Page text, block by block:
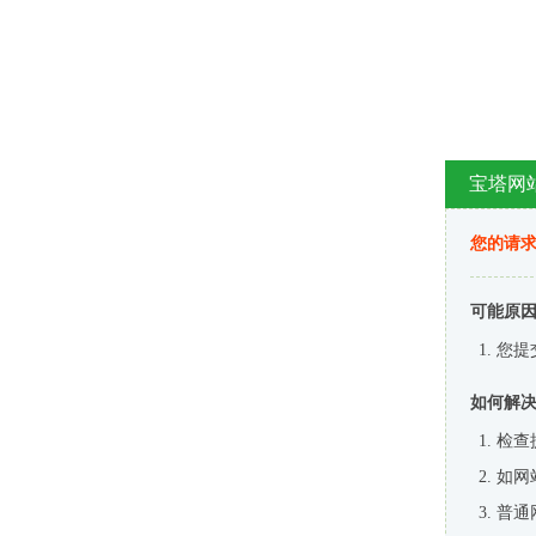
宝塔网
您的请
可能原
您提
如何解
检查
如网
普通